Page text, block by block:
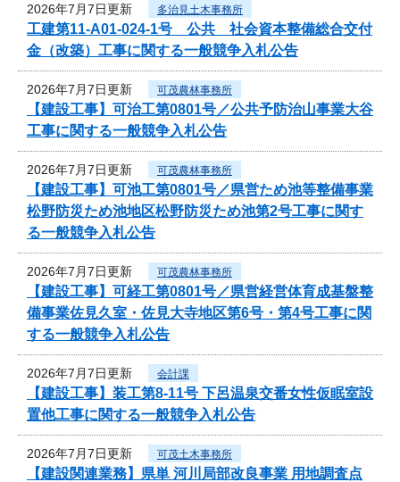
2026年7月7日更新 多治見土木事務所
工建第11-A01-024-1号 公共 社会資本整備総合交付
金（改築）工事に関する一般競争入札公告
2026年7月7日更新 可茂農林事務所
【建設工事】可治工第0801号／公共予防治山事業大谷
工事に関する一般競争入札公告
2026年7月7日更新 可茂農林事務所
【建設工事】可池工第0801号／県営ため池等整備事業
松野防災ため池地区松野防災ため池第2号工事に関す
る一般競争入札公告
2026年7月7日更新 可茂農林事務所
【建設工事】可経工第0801号／県営経営体育成基盤整
備事業佐見久室・佐見大寺地区第6号・第4号工事に関
する一般競争入札公告
2026年7月7日更新 会計課
【建設工事】装工第8-11号 下呂温泉交番女性仮眠室設
置他工事に関する一般競争入札公告
2026年7月7日更新 可茂土木事務所
【建設関連業務】県単 河川局部改良事業 用地調査点